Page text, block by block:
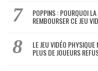
POPPINS : POURQUOI
REMBOURSER CE JEU
LE JEU VIDÉO
PLUS DE JOUEURS